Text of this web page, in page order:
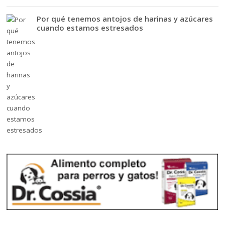
Por qué tenemos antojos de harinas y azúcares
cuando estamos estresados